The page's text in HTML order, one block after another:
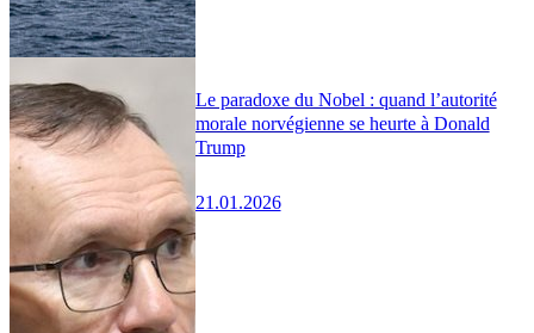
Le paradoxe du Nobel : quand l’autorité
morale norvégienne se heurte à Donald
Trump
21.01.2026